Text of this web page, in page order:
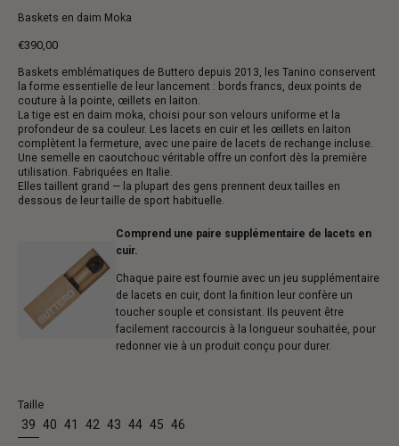
Baskets en daim Moka
€390,00
normal
Baskets emblématiques de Buttero depuis 2013, les Tanino conservent
la forme essentielle de leur lancement : bords francs, deux points de
couture à la pointe, œillets en laiton.
La tige est en daim moka, choisi pour son velours uniforme et la
profondeur de sa couleur. Les lacets en cuir et les œillets en laiton
complètent la fermeture, avec une paire de lacets de rechange incluse.
Une semelle en caoutchouc véritable offre un confort dès la première
utilisation. Fabriquées en Italie.
Elles taillent grand — la plupart des gens prennent deux tailles en
dessous de leur taille de sport habituelle.
Comprend une paire supplémentaire de lacets en
cuir.
Chaque paire est fournie avec un jeu supplémentaire
de lacets en cuir, dont la finition leur confère un
toucher souple et consistant. Ils peuvent être
facilement raccourcis à la longueur souhaitée, pour
redonner vie à un produit conçu pour durer.
Taille
39 40 41 42 43 44 45 46